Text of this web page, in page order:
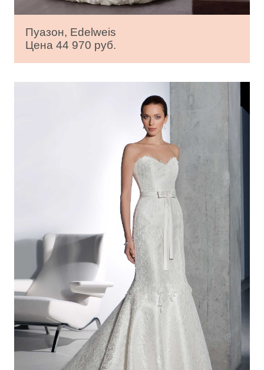
Пуазон, Edelweis
Цена 44 970 руб.